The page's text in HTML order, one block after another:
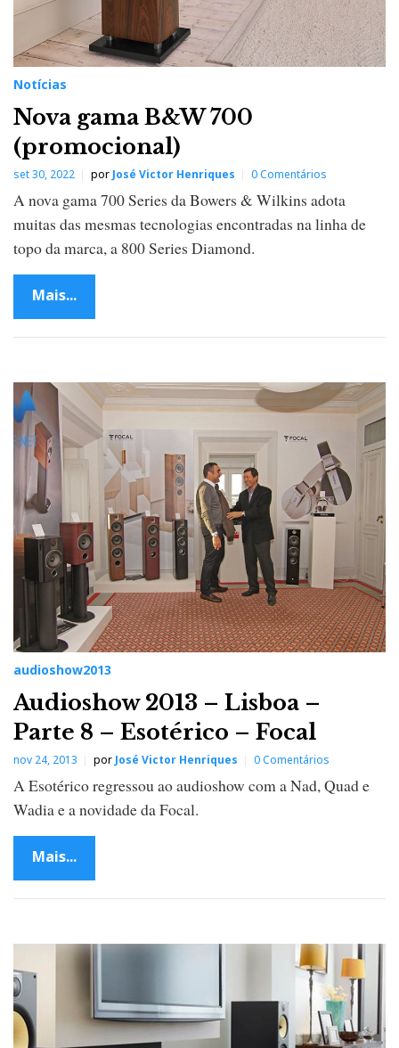
Notícias
Nova gama B&W 700
(promocional)
set 30, 2022 por José Victor Henriques 0 Comentários
A nova gama 700 Series da Bowers & Wilkins adota
muitas das mesmas tecnologias encontradas na linha de
topo da marca, a 800 Series Diamond.
Mais...
audioshow2013
Audioshow 2013 – Lisboa –
Parte 8 – Esotérico – Focal
nov 24, 2013 por José Victor Henriques 0 Comentários
A Esotérico regressou ao audioshow com a Nad, Quad e
Wadia e a novidade da Focal.
Mais...